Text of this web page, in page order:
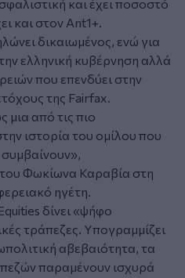
και έχει ποσοστό
και στον Ant1+.
δικαιωμένος, ενώ για
ελληνική κυβέρνηση αλλά
που επενδύει στην
της Fairfax.
μια από τις πιο
ιστορία του ομίλου που
Φωκίωνα Καραβία στη
ηγέτη.
δίνει «ψήφο
τράπεζες. Υπογραμμίζει
αβεβαιότητα, τα
παραμένουν ισχυρά